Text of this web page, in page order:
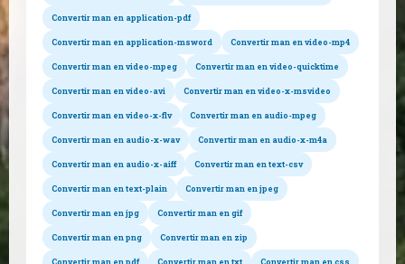
Convertir man en application-pdf
Convertir man en application-msword Convertir man en video-mp4
Convertir man en video-mpeg Convertir man en video-quicktime
Convertir man en video-avi Convertir man en video-x-msvideo
Convertir man en video-x-flv Convertir man en audio-mpeg
Convertir man en audio-x-wav Convertir man en audio-x-m4a
Convertir man en audio-x-aiff Convertir man en text-csv
Convertir man en text-plain Convertir man en jpeg
Convertir man en jpg Convertir man en gif
Convertir man en png Convertir man en zip
Convertir man en pdf Convertir man en txt Convertir man en css